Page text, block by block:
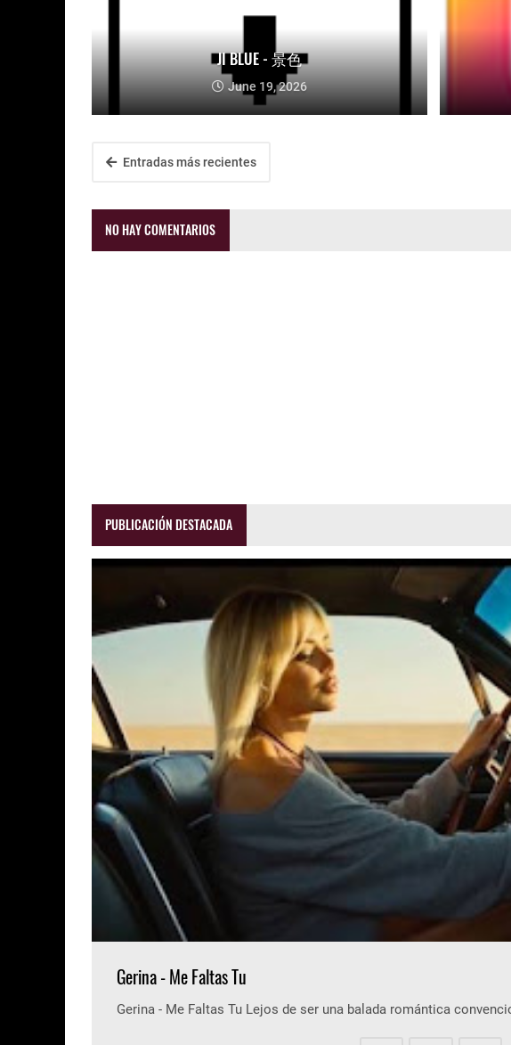
JI BLUE - 景色
June 19, 2026
Entradas más recientes
NO HAY COMENTARIOS
PUBLICACIÓN DESTACADA
Gerina - Me Faltas Tu
Gerina - Me Faltas Tu Lejos de ser una balada romántica